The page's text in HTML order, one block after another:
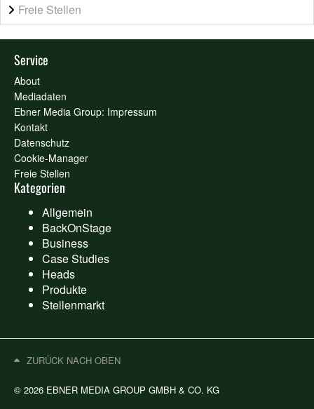
Freie Stellen
Service
About
Mediadaten
Ebner Media Group: Impressum
Kontakt
Datenschutz
Cookie-Manager
Freie Stellen
Kategorien
Allgemein
BackOnStage
Business
Case Studies
Heads
Produkte
Stellenmarkt
© 2026 EBNER MEDIA GROUP GMBH & CO. KG
ZURÜCK NACH OBEN